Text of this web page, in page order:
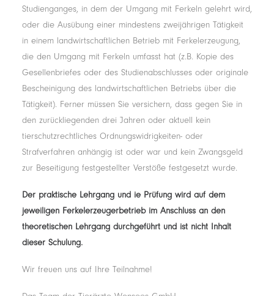
Studienganges, in dem der Umgang mit Ferkeln gelehrt wird,
oder die Ausübung einer mindestens zweijährigen Tätigkeit
in einem landwirtschaftlichen Betrieb mit Ferkelerzeugung,
die den Umgang mit Ferkeln umfasst hat (z.B. Kopie des
Gesellenbriefes oder des Studienabschlusses oder originale
Bescheinigung des landwirtschaftlichen Betriebs über die
Tätigkeit). Ferner müssen Sie versichern, dass gegen Sie in
den zurückliegenden drei Jahren oder aktuell kein
tierschutzrechtliches Ordnungswidrigkeiten- oder
Strafverfahren anhängig ist oder war und kein Zwangsgeld
zur Beseitigung festgestellter Verstöße festgesetzt wurde.
Der praktische Lehrgang und ie Prüfung wird auf dem
jeweiligen Ferkelerzeugerbetrieb im Anschluss an den
theoretischen Lehrgang durchgeführt und ist nicht Inhalt
dieser Schulung.
Wir freuen uns auf Ihre Teilnahme!